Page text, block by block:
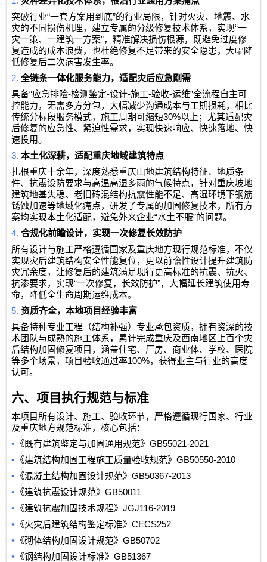
突破行业“一套方案用到底”的行业局限，针对火灾、地震、水
灾的不同损伤机理，建立专属的分级修复技术体系，实现“一
灾一策、一建筑一方案”，精准解决损伤根源，既避免过度修
复造成的成本浪费，也杜绝修复不足带来的安全隐患，大幅降
低修复后二次病害发生率。
2.全链条一体化服务能力，适配灾后应急刚需
具备“应急排险-检测鉴定-设计-施工-验收-运维”全流程自主可
控能力，无需多方分包，大幅减少沟通成本与工期损耗，相比
传统分标段服务模式，施工周期可缩短30%以上；尤其适配灾
后修复的应急性、紧迫性需求，实现快速响应、快速落地、快
速投用。
3.本土化深耕，适配重庆地域建筑特点
扎根重庆十余年，深度熟悉重庆山地建筑结构特征、地质条
件、抗震设防要求与高温高湿多雨的气候特点，针对重庆坡地
建筑地基失稳、老旧砖混结构抗震性能不足、高湿环境下钢筋
锈蚀加速等地域化痛点，研发了专属的加固修复技术，所有方
案均实现本土化适配，避免外来企业“水土不服”的问题。
4.合规化前瞻设计，实现一次修复长效防护
所有设计与施工严格遵循国家及重庆地方现行规范标准，不仅
实现灾后建筑结构安全性能复位，更以前瞻性设计提升建筑防
灾冗余度，让修复后的建筑满足现行更高标准的抗震、抗火、
抗渗要求，实现“一次修复，长效防护”，大幅延长建筑使用寿
命，降低全生命周期运维成本。
5.资质齐全，本地项目经验丰富
具备特种专业工程（结构补强）专业承包资质，拥有资深的技
术团队与成熟的施工体系，累计完成重庆及西南地区上百个灾
后结构加固修复项目，涵盖住宅、厂房、商业体、学校、医院
等多个场景，项目验收通过率100%，获得业主与行业的高度
认可。
六、项目执行规范与标准
本项目所有设计、施工、验收环节，严格遵循现行国家、行业
及重庆地方规范标准，核心包括：
• 《既有建筑鉴定与加固通用规范》GB55021-2021
•
《建筑结构加固工程施工质量验收规范》GB50550-2010
•
《混凝土结构加固设计规范》GB50367-2013
•
《建筑抗震设计规范》GB50011
•
《建筑抗震加固技术规程》JGJ116-2019
•
《火灾后建筑结构鉴定标准》CECS252
•
《砌体结构加固设计规范》GB50702
•
《钢结构加固设计标准》GB51367